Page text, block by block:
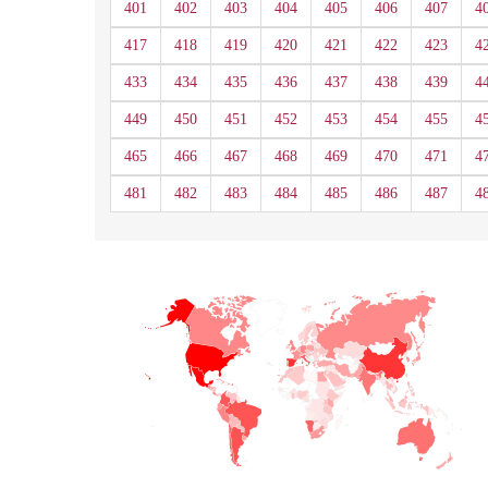
401 402 403 404 405 406 407
417 418 419 420 421 422 423
433 434 435 436 437 438 439
449 450 451 452 453 454 455
465 466 467 468 469 470 471
481 482 483 484 485 486 487